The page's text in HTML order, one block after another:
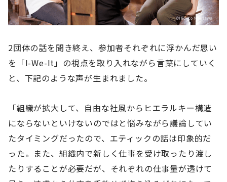
2団体の話を聞き終え、参加者それぞれに浮かんだ思い
を「I-We-It」の視点を取り入れながら言葉にしていく
と、下記のような声が生まれました。
「組織が拡大して、自由な社風からヒエラルキー構造
にならないといけないのではと悩みながら議論してい
たタイミングだったので、エティックの話は印象的だ
った。また、組織内で新しく仕事を受け取ったり渡し
たりすることが必要だが、それぞれの仕事量が透けて